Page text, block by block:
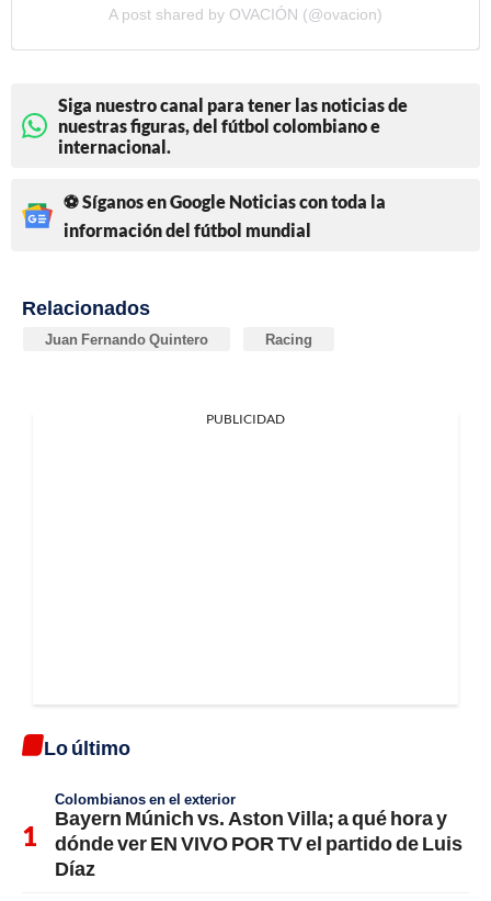
A post shared by OVACIÓN (@ovacion)
Siga nuestro canal para tener las noticias de
nuestras figuras, del fútbol colombiano e
internacional.
⚽ Síganos en Google Noticias con toda la
información del fútbol mundial
Relacionados
Juan Fernando Quintero Racing
PUBLICIDAD
Lo último
Colombianos en el exterior
Bayern Múnich vs. Aston Villa; a qué hora y
dónde ver EN VIVO POR TV el partido de Luis
Díaz